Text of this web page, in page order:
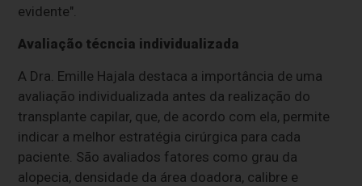
evidente".
Avaliação técncia individualizada
A Dra. Emille Hajala destaca a importância de uma
avaliação individualizada antes da realização do
transplante capilar, que, de acordo com ela, permite
indicar a melhor estratégia cirúrgica para cada
paciente. São avaliados fatores como grau da
alopecia, densidade da área doadora, calibre e